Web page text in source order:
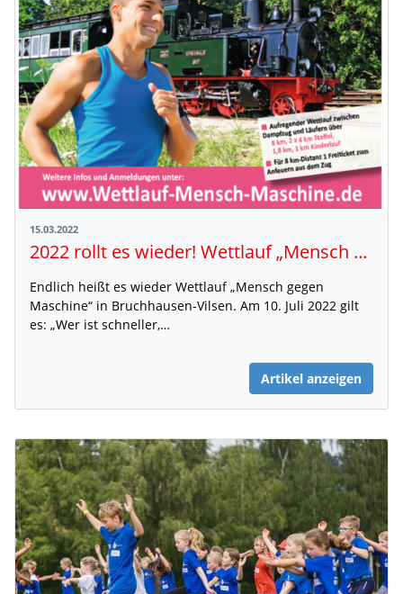
15.03.2022
2022 rollt es wieder! Wettlauf „Mensch gegen Maschine“
Endlich heißt es wieder Wettlauf „Mensch gegen
Maschine“ in Bruchhausen-Vilsen. Am 10. Juli 2022 gilt
es: „Wer ist schneller,…
Artikel anzeigen